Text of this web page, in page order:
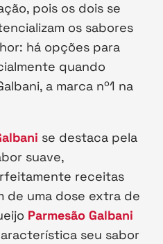
pois os dois se
os sabores
há opções para
quando
a marca nº1 na
se destaca pela
suave,
receitas
de uma dose extra de
Parmesão Galbani
seu sabor